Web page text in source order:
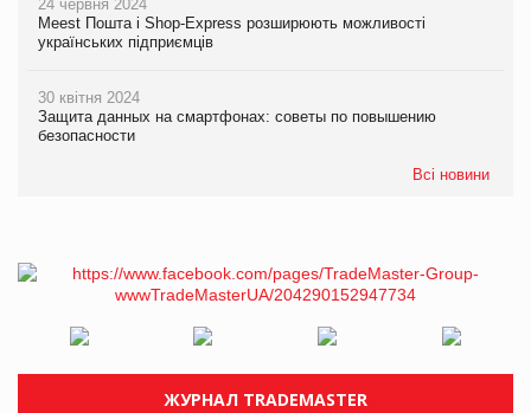
24 червня 2024
Meest Пошта і Shop-Express розширюють можливості
українських підприємців
30 квітня 2024
Защита данных на смартфонах: советы по повышению
безопасности
Всі новини
ЖУРНАЛ TRADEMASTER